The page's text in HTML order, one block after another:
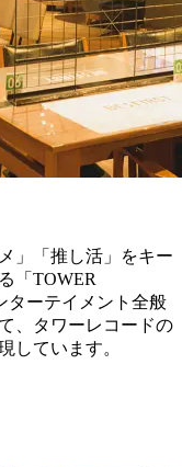
」「推し活」をキー
「TOWER
ターテイメント全般
、タワーレコードの
しています。